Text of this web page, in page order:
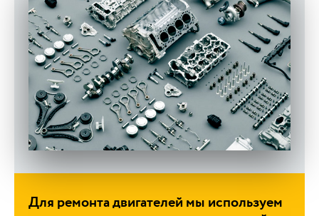
Для ремонта двигателей мы используем